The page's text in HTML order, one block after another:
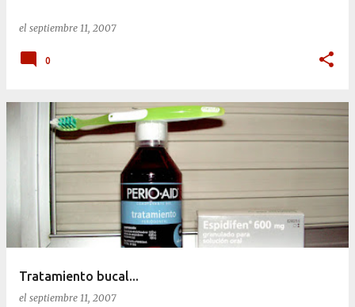
el septiembre 11, 2007
0
Tratamiento bucal...
el septiembre 11, 2007